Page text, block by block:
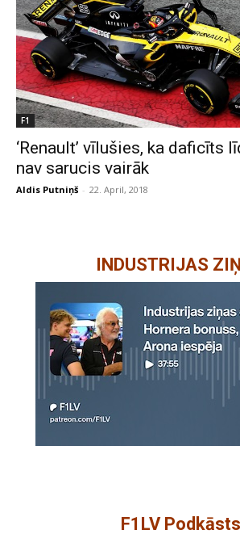
F1
‘Renault’ vīlušies, ka daficīts
nav sarucis vairāk
Aldis Putniņš - 22. April, 2018
INDUSTRIJAS
F1LV Podkāsts